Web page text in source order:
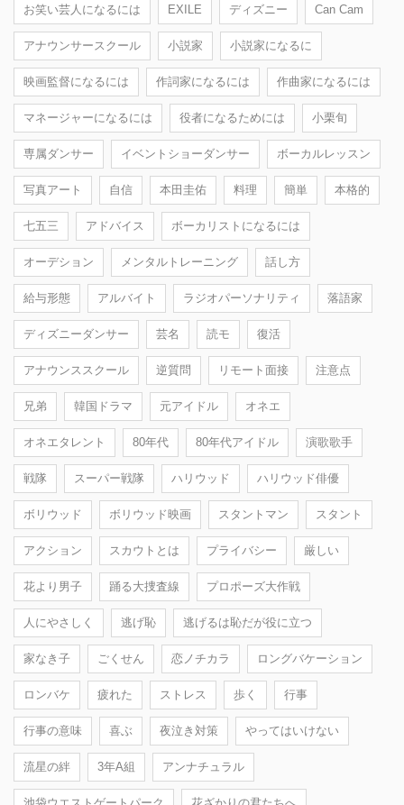
お笑い芸人になるには EXILE ディズニー Can Cam
アナウンサースクール 小説家 小説家になるに
映画監督になるには 作詞家になるには 作曲家になるには
マネージャーになるには 役者になるためには 小栗旬
専属ダンサー イベントショーダンサー ボーカルレッスン
写真アート 自信 本田圭佑 料理 簡単 本格的
七五三 アドバイス ボーカリストになるには
オーデション メンタルトレーニング 話し方
給与形態 アルバイト ラジオパーソナリティ 落語家
ディズニーダンサー 芸名 読モ 復活
アナウンススクール 逆質問 リモート面接 注意点
兄弟 韓国ドラマ 元アイドル オネエ
オネエタレント 80年代 80年代アイドル 演歌歌手
戦隊 スーパー戦隊 ハリウッド ハリウッド俳優
ボリウッド ボリウッド映画 スタントマン スタント
アクション スカウトとは プライバシー 厳しい
花より男子 踊る大捜査線 プロポーズ大作戦
人にやさしく 逃げ恥 逃げるは恥だが役に立つ
家なき子 ごくせん 恋ノチカラ ロングバケーション
ロンバケ 疲れた ストレス 歩く 行事
行事の意味 喜ぶ 夜泣き対策 やってはいけない
流星の絆 3年A組 アンナチュラル